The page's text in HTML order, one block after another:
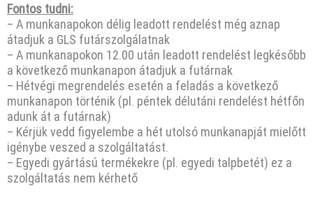
Fontos tudni:
– A munkanapokon délig leadott rendelést még aznap
átadjuk a GLS futárszolgálatnak
– A munkanapokon 12.00 után leadott rendelést legkésőbb
a következő munkanapon átadjuk a futárnak
– Hétvégi megrendelés esetén a feladás a következő
munkanapon történik (pl. péntek délutáni rendelést hétfőn
adunk át a futárnak)
– Kérjük vedd figyelembe a hét utolsó munkanapját mielőtt
igénybe veszed a szolgáltatást.
– Egyedi gyártású termékekre (pl. egyedi talpbetét) ez a
szolgáltatás nem kérhető